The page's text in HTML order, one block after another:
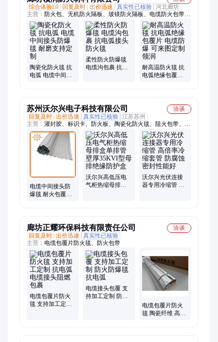
综合体验L0
回复及时 出价迅速 真实性已核验 河北廊坊
主营： 防火包、无机防火隔板、玻镁防火隔板、电缆防火包带、
电缆防火涂料、电缆保护套、电焊防火毯、电缆缠绕阻火包带、
防火布、无机防火堵料、防火密封胶、防火涂层板、阻火模块、
灭火毯、柔性有机防火堵料、烟道板、阻火圈、钢结构防火涂
料、防火槽盒、高硅氧防火布、陶瓷纤维布、石棉防火布
陶瓷化防火毯 抗
电弧 电缆中间接
柔性防火防爆毯
电缆沟包裹 抗电
耐高温防火毯 抗
电弧绝缘包覆片
苏州沃尔兴电子科技有限公司
洽谈
回复及时 出价迅速 真实性已核验 江苏苏州
主营： 灌封胶、标识卡、防火板、陶瓷化防火毯、阻火包带、绝
缘护套、绝缘胶带、热缩套管、硅胶泡棉、线缆线束、玻璃纤维
管、铁氟龙套管、母排热缩管、硅胶热缩管、防潮封堵剂、带胶
热缩管、耐火包覆片、加厚防爆毯、防火密封胶、热缩标识管、
硅橡胶冷缩管、绝缘防水包材、防水密封胶带、柔性有机堵料、
电缆中间接头防
爆毯 耐火包覆片
沃尔兴高低压电
气柜热缩母排盒
沃尔兴光伏连接
器专用冷缩管 高
廊坊正耀环保科技有限责任公司
洽谈
回复及时 出价迅速
真实性已核验
主营： 电缆包覆片防火毯、防火包带
电缆包覆片防火
毯 支持加工定制
电缆接头包覆 支
持加工定制 防火
电缆包覆片防火
毯 陶瓷纤维 高压